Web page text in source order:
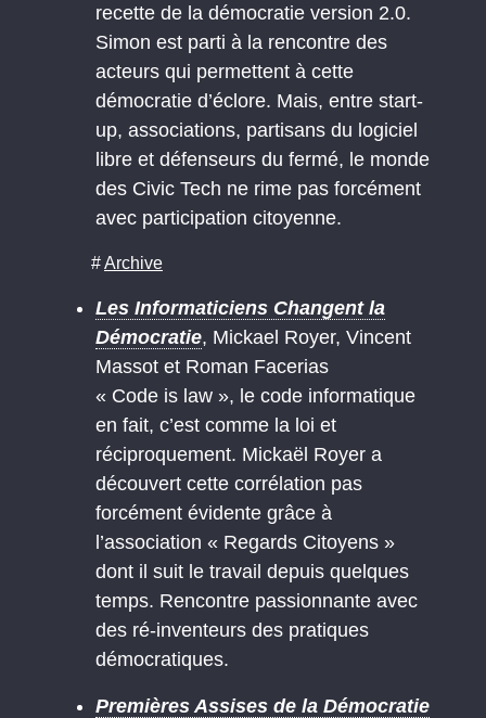
recette de la démocratie version 2.0.
Simon est parti à la rencontre des
acteurs qui permettent à cette
démocratie d’éclore. Mais, entre start-
up, associations, partisans du logiciel
libre et défenseurs du fermé, le monde
des Civic Tech ne rime pas forcément
avec participation citoyenne.
#Archive
Les Informaticiens Changent la
Démocratie, Mickael Royer, Vincent
Massot et Roman Facerias
« Code is law », le code informatique
en fait, c’est comme la loi et
réciproquement. Mickaël Royer a
découvert cette corrélation pas
forcément évidente grâce à
l’association « Regards Citoyens »
dont il suit le travail depuis quelques
temps. Rencontre passionnante avec
des ré-inventeurs des pratiques
démocratiques.
Premières Assises de la Démocratie